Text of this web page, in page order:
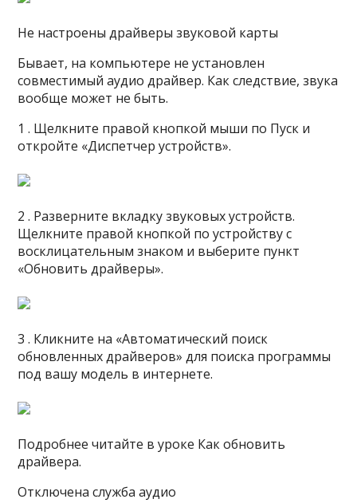
Не настроены драйверы звуковой карты
Бывает, на компьютере не установлен
совместимый аудио драйвер. Как следствие, звука
вообще может не быть.
1 . Щелкните правой кнопкой мыши по Пуск и
откройте «Диспетчер устройств».
2 . Разверните вкладку звуковых устройств.
Щелкните правой кнопкой по устройству с
восклицательным знаком и выберите пункт
«Обновить драйверы».
3 . Кликните на «Автоматический поиск
обновленных драйверов» для поиска программы
под вашу модель в интернете.
Подробнее читайте в уроке Как обновить
драйвера.
Отключена служба аудио